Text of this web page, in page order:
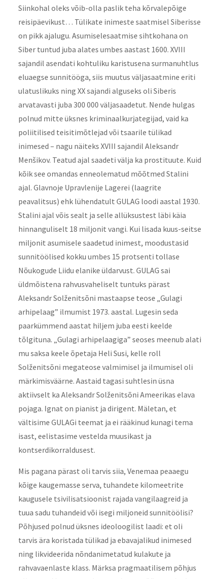
Siinkohal oleks võib-olla paslik teha kõrvalepõige
reisipäevikust… Tülikate inimeste saatmisel Siberisse
on pikk ajalugu. Asumiselesaatmise sihtkohana on
Siber tuntud juba alates umbes aastast 1600. XVIII
sajandil asendati kohtuliku karistusena surmanuhtlus
eluaegse sunnitööga, siis muutus väljasaatmine eriti
ulatuslikuks ning XX sajandi alguseks oli Siberis
arvatavasti juba 300 000 väljasaadetut. Nende hulgas
polnud mitte üksnes kriminaalkurjategijad, vaid ka
poliitilised teisitimõtlejad või tsaarile tülikad
inimesed – nagu näiteks XVIII sajandil Aleksandr
Menšikov. Teatud ajal saadeti välja ka prostituute. Kuid
kõik see omandas enneolematud mõõtmed Stalini
ajal. Glavnoje Upravlenije Lagerei (laagrite
peavalitsus) ehk lühendatult GULAG loodi aastal 1930.
Stalini ajal võis sealt ja selle allüksustest läbi käia
hinnanguliselt 18 miljonit vangi. Kui lisada kuus-seitse
miljonit asumisele saadetud inimest, moodustasid
sunnitöölised kokku umbes 15 protsenti tollase
Nõukogude Liidu elanike üldarvust. GULAG sai
üldmõistena rahvusvaheliselt tuntuks pärast
Aleksandr Solženitsõni mastaapse teose „Gulagi
arhipelaag” ilmumist 1973. aastal. Lugesin seda
paarkümmend aastat hiljem juba eesti keelde
tõlgituna. „Gulagi arhipelaagiga” seoses meenub alati
mu saksa keele õpetaja Heli Susi, kelle roll
Solženitsõni megateose valmimisel ja ilmumisel oli
märkimisväärne. Aastaid tagasi suhtlesin üsna
aktiivselt ka Aleksandr Solženitsõni Ameerikas elava
pojaga. Ignat on pianist ja dirigent. Mäletan, et
vältisime GULAGi teemat ja ei rääkinud kunagi tema
isast, eelistasime vestelda muusikast ja
kontserdikorraldusest.
Mis pagana pärast oli tarvis siia, Venemaa peaaegu
kõige kaugemasse serva, tuhandete kilomeetrite
kaugusele tsivilisatsioonist rajada vangilaagreid ja
tuua sadu tuhandeid või isegi miljoneid sunnitöölisi?
Põhjused polnud üksnes ideoloogilist laadi: et oli
tarvis ära koristada tülikad ja ebavajalikud inimesed
ning likvideerida nõndanimetatud kulakute ja
rahvavaenlaste klass. Märksa pragmaatilisem põhjus